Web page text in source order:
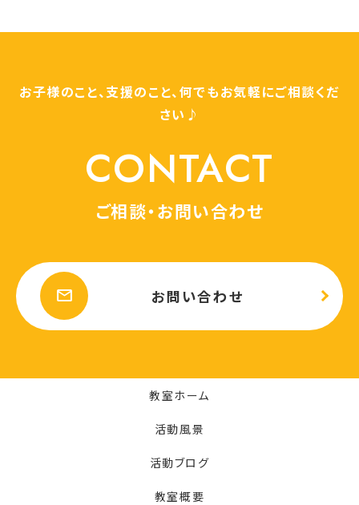
お子様のこと、支援のこと、何でもお気軽にご相談くだ
さい♪
CONTACT
ご相談・お問い合わせ
mail お問い合わせ
教室ホーム
活動風景
活動ブログ
教室概要